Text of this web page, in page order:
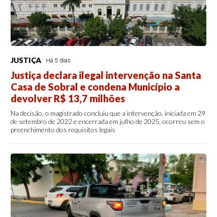
JUSTIÇA Há 5 dias
Justiça declara ilegal intervenção na Santa
Casa de Sobral e condena Município a
devolver R$ 13,7 milhões
Na decisão, o magistrado concluiu que a intervenção, iniciada em 29
de setembro de 2022 e encerrada em julho de 2025, ocorreu sem o
preenchimento dos requisitos legais